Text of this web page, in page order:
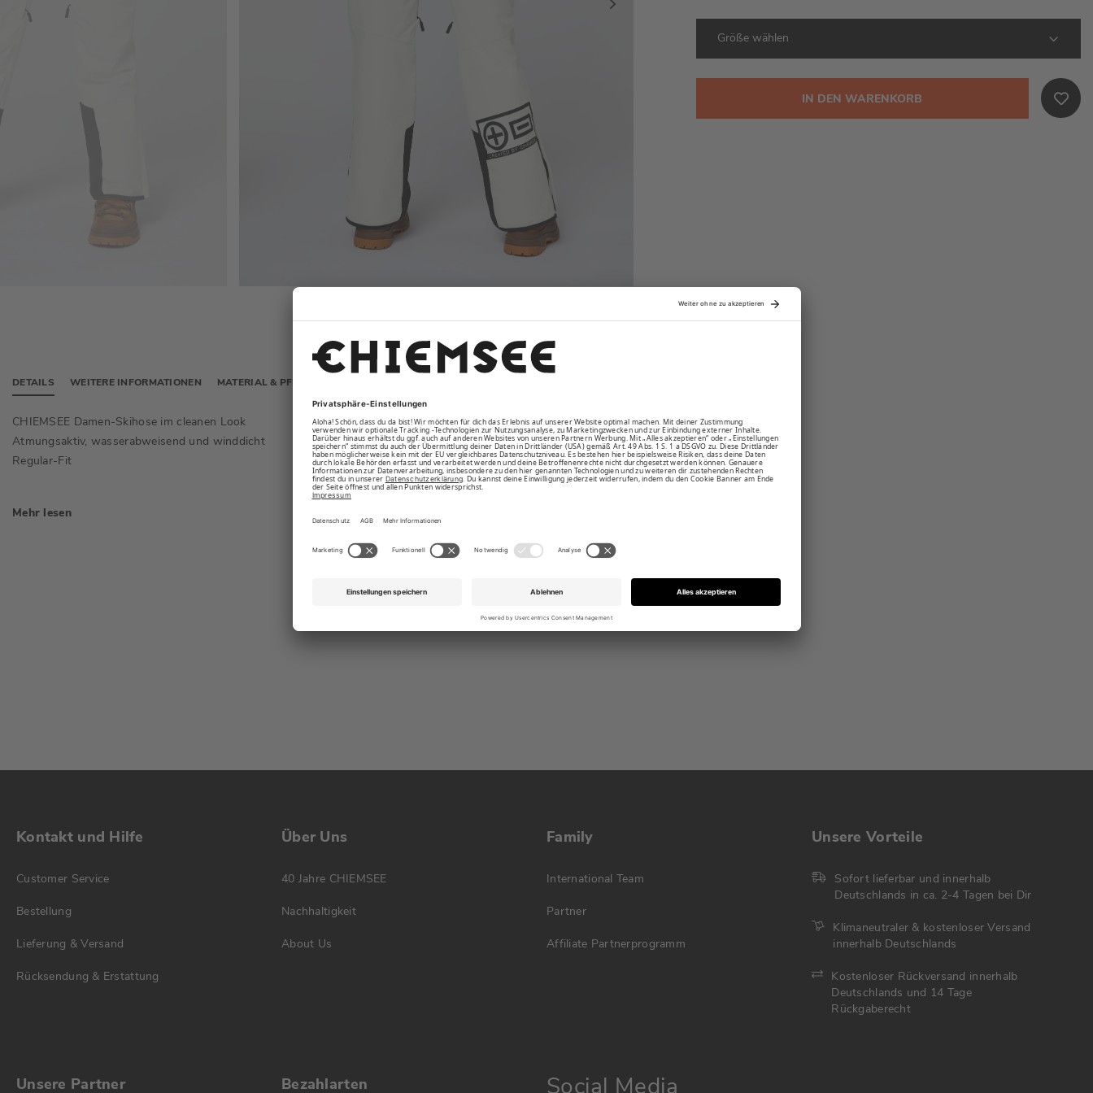
IN DEN WARENKORB
DETAILS
CHIEMSEE Damen-Skihose im cleanen Look
Atmungsaktiv, wasserabweisend und winddicht
Regular-Fit
Ergonomische Schnittführung am Knie für
Bewegungsfreiheit
Taschen, Ventings und Beinabschluss mit
Reißverschluss
Mehr lesen
WEITERE INFORMATIONEN MATERIAL & PFLEGE
Kontakt und Hilfe
Customer Service
Bestellung
Lieferung & Versand
Rücksendung & Erstattung
Über Uns
40 Jahre CHIEMSEE
Nachhaltigkeit
About Us
Family
International Team
Partner
Affiliate Partnerprogramm
Unsere Vorteile
Sofort lieferbar und innerhalb
Deutschlands in ca. 2-4 Tagen bei Dir
Klimaneutraler & kostenloser Versand
innerhalb Deutschlands
Kostenloser Rückversand innerhalb
Deutschlands und 14 Tage
Rückgaberecht
Unsere Partner Bezahlarten Social Media